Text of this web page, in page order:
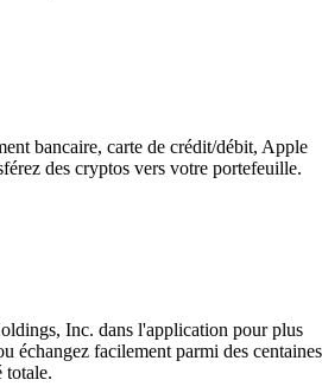
bancaire, carte de crédit/débit, Apple
des cryptos vers votre portefeuille.
Inc. dans l'application pour plus
échangez facilement parmi des centaines
totale.